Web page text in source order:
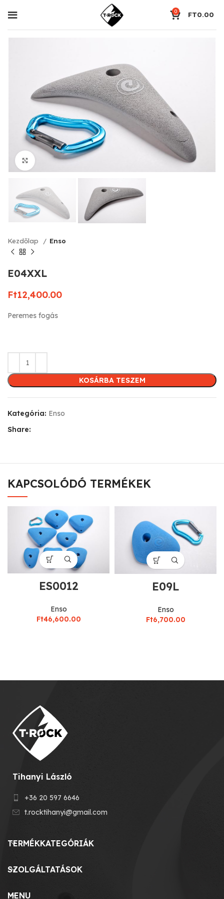
0 FT0.00
Click to enlarge
Kezdőlap Enso
E04XXL
Ft12,400.00
Peremes fogás
KOSÁRBA TESZEM
Kategória: Enso
Share:
KAPCSOLÓDÓ TERMÉKEK
ES0012
Enso
Ft46,600.00
E09L
Enso
Ft6,700.00
Tihanyi László
+36 20 597 6646
t.rocktihanyi@gmail.com
TERMÉKKATEGÓRIÁK
SZOLGÁLTATÁSOK
MENU